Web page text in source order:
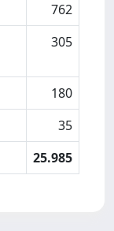
762
305
180
35
25.985